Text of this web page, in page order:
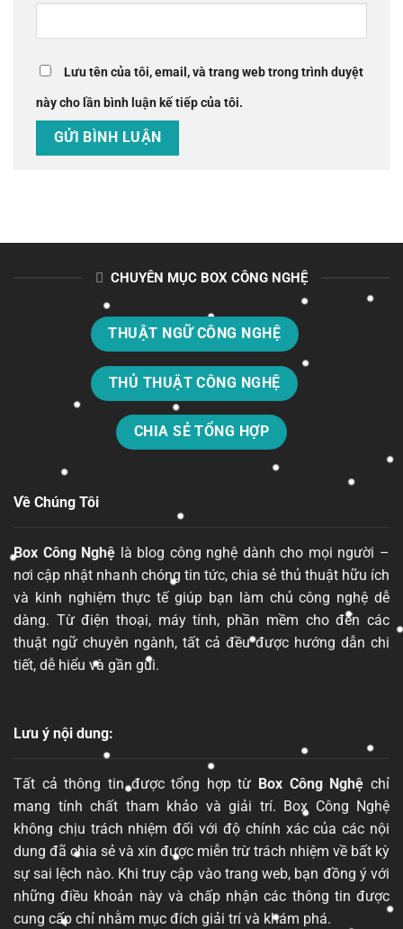
Lưu tên của tôi, email, và trang web trong trình duyệt
này cho lần bình luận kế tiếp của tôi.
CHUYÊN MỤC BOX CÔNG NGHỆ
THUẬT NGỮ CÔNG NGHỆ
THỦ THUẬT CÔNG NGHỆ
CHIA SẺ TỔNG HỢP
Về Chúng Tôi
Box Công Nghệ là blog công nghệ dành cho mọi người –
nơi cập nhật nhanh chóng tin tức, chia sẻ thủ thuật hữu ích
và kinh nghiệm thực tế giúp bạn làm chủ công nghệ dễ
dàng. Từ điện thoại, máy tính, phần mềm cho đến các
thuật ngữ chuyên ngành, tất cả đều được hướng dẫn chi
tiết, dễ hiểu và gần gũi.
Lưu ý nội dung:
Tất cả thông tin được tổng hợp từ Box Công Nghệ chỉ
mang tính chất tham khảo và giải trí. Box Công Nghệ
không chịu trách nhiệm đối với độ chính xác của các nội
dung đã chia sẻ và xin được miễn trừ trách nhiệm về bất kỳ
sự sai lệch nào. Khi truy cập vào trang web, bạn đồng ý với
những điều khoản này và chấp nhận các thông tin được
cung cấp chỉ nhằm mục đích giải trí và khám phá.